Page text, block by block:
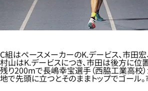
C組はペースメーカーのK.デービス、市田宏
村山はK.デービスにつき、市田は後方に位
残り200mで長嶋幸宝選手（西脇工業高校
地で先頭に立つとそのままトップでゴール